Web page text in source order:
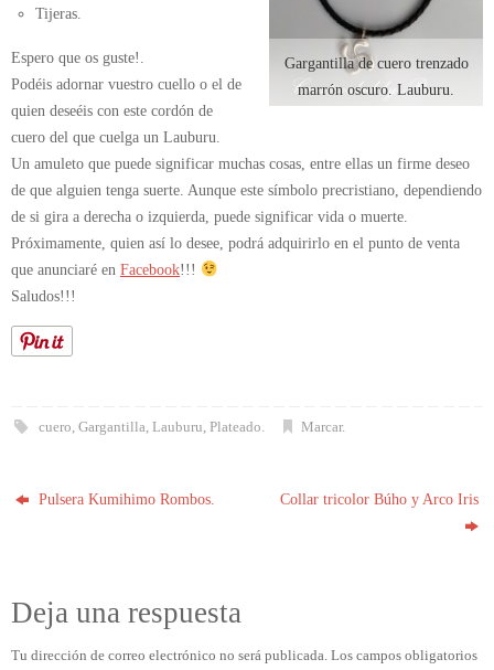
Gargantilla de cuero trenzado
marrón oscuro. Lauburu.
Tijeras.
Espero que os guste!.
Podéis adornar vuestro cuello o el de
quien deseéis con este cordón de
cuero del que cuelga un Lauburu.
Un amuleto que puede significar muchas cosas, entre ellas un firme deseo
de que alguien tenga suerte. Aunque este símbolo precristiano, dependiendo
de si gira a derecha o izquierda, puede significar vida o muerte.
Próximamente, quien así lo desee, podrá adquirirlo en el punto de venta
que anunciaré en Facebook!!!
Saludos!!!
cuero, Gargantilla, Lauburu, Plateado. Marcar.
Pulsera Kumihimo Rombos. Collar tricolor Búho y Arco Iris
Deja una respuesta
Tu dirección de correo electrónico no será publicada. Los campos obligatorios